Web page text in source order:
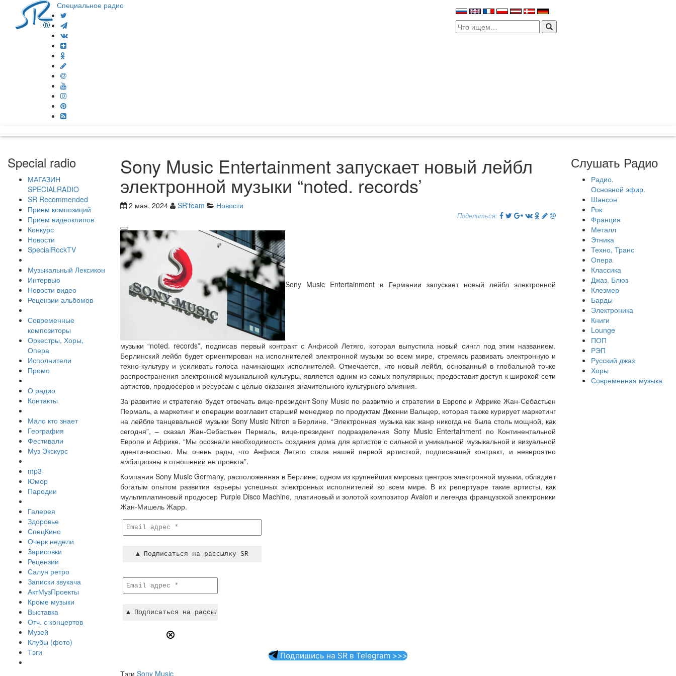
Специальное радио
Search
for:
Special radio
МАГАЗИН
SPECIALRADIO
SR Recommended
Прием композиций
Прием видеоклипов
Конкурс
Новости
SpecialRockTV
Музыкальный Лексикон
Интервью
Новости видео
Рецензии альбомов
Современные
композиторы
Оркестры, Хоры,
Опера
Исполнители
Промо
О радио
Контакты
Мало кто знает
География
Фестивали
Муз Экскурс
mp3
Юмор
Пародии
Галерея
Здоровье
СпецКино
Очерк недели
Зарисовки
Рецензии
Салун ретро
Записки звукача
АктМузПроекты
Кроме музыки
Выставка
Отч. с концертов
Музей
Клубы (фото)
Тэги
Sony Music Entertainment запускает новый лейбл
электронной музыки “noted. records’
2 мая, 2024 SR'team Новости
Поделиться:
Sony Music Entertainment в Германии запускает новый лейбл электронной
музыки “noted. records”, подписав первый контракт с Анфисой Летяго, которая выпустила новый сингл под этим названием.
Берлинский лейбл будет ориентирован на исполнителей электронной музыки во всем мире, стремясь развивать электронную и
техно-культуру и усиливать голоса начинающих исполнителей. Отмечается, что новый лейбл, основанный в глобальной точке
распространения электронной музыкальной культуры, является одним из самых популярных, предоставит доступ к широкой сети
артистов, продюсеров и ресурсам с целью оказания значительного культурного влияния.
За развитие и стратегию будет отвечать вице-президент Sony Music по развитию и стратегии в Европе и Африке Жан-Себастьен
Пермаль, а маркетинг и операции возглавит старший менеджер по продуктам Дженни Вальцер, которая также курирует маркетинг
на лейбле танцевальной музыки Sony Music Nitron в Берлине. “Электронная музыка как жанр никогда не была столь мощной, как
сегодня”, – сказал Жан-Себастьен Пермаль, вице-президент подразделения Sony Music Entertainment по Континентальной
Европе и Африке. “Мы осознали необходимость создания дома для артистов с сильной и уникальной музыкальной и визуальной
идентичностью. Мы очень рады, что Анфиса Летяго стала нашей первой артисткой, подписавшей контракт, и невероятно
амбициозны в отношении ее проекта”.
Компания Sony Music Germany, расположенная в Берлине, одном из крупнейших мировых центров электронной музыки, обладает
богатым опытом развития карьеры успешных электронных исполнителей во всем мире. В их репертуаре такие артисты, как
мультиплатиновый продюсер Purple Disco Machine, платиновый и золотой композитор Avaion и легенда французской электроники
Жан-Мишель Жарр.
Подпишись на SR в Telegram >>>
Тэги Sony Music
Слушать Радио
Радио.
Основной эфир.
Шансон
Рок
Франция
Металл
Этника
Техно, Транс
Опера
Классика
Джаз, Блюз
Клезмер
Барды
Электроника
Книги
Lounge
ПОП
РЭП
Русский джаз
Хоры
Современная музыка